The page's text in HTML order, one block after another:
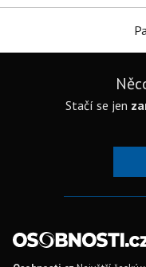
Stačí se jen